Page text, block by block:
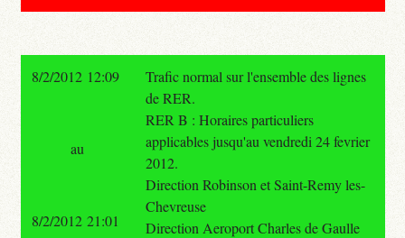
8/2/2012 12:09
Trafic normal sur l'ensemble des lignes
de RER.
RER B : Horaires particuliers
applicables jusqu'au vendredi 24 fevrier
2012.
Direction Robinson et Saint-Remy les-
Chevreuse
Direction Aeroport Charles de Gaulle
au
8/2/2012 21:01